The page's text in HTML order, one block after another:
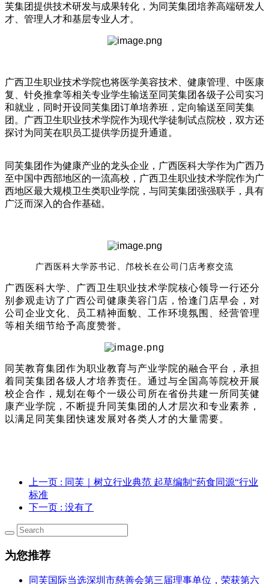
芙集团提供技术研发与成果转化，为同芙集团培养高端研发人
才、管理人才和基层专业人才。
广西卫生职业技术学院也将医学美容技术、健康管理、中医康
复、针灸推拿等相关专业学生输送至同芙集团各级子公司实习
和就业，同时开设同芙集团订单培养班，定向输送至同芙集
团。广西卫生职业技术学院作为现代学徒制试点院校，双方还
探讨为同芙在职员工提供学历提升通道。
同芙集团作为健康产业的龙头企业，广西医科大学作为广西乃
至中国中西部地区的一流高校，广西卫生职业技术学院作为广
西地区最大规模卫生类职业学院，与同芙集团强强联手，具有
广泛而深入的合作基础。
广西医科大学苏书记、邝校长在公司门店考察交流
广西医科大学、广西卫生职业技术学院核心领导一行还分
别参观走访了广西公司健康美容门店，恰逢门店早会，对
公司企业文化、员工精神面貌、工作环境氛围、经营管理
等相关细节给予高度赞誉。
同芙教育集团作为职业教育与产业学院的融合平台，承担
着同芙集团各级人才培养责任。通过与全国高等院校开展
校企合作，规划在每个一级公司所在省份共建一所同芙健
康产业学院，不断提升同芙集团的人才层次和专业素养，
以满足同芙集团快速发展对各类人才的大量需要。
上一页 : 同芙｜树立行业典范 起草编制“药食同源“行业
标准
下一页 : 没有了
为您推荐
同芙国际当选深圳市慈善会第三届理事单位，荣获第六